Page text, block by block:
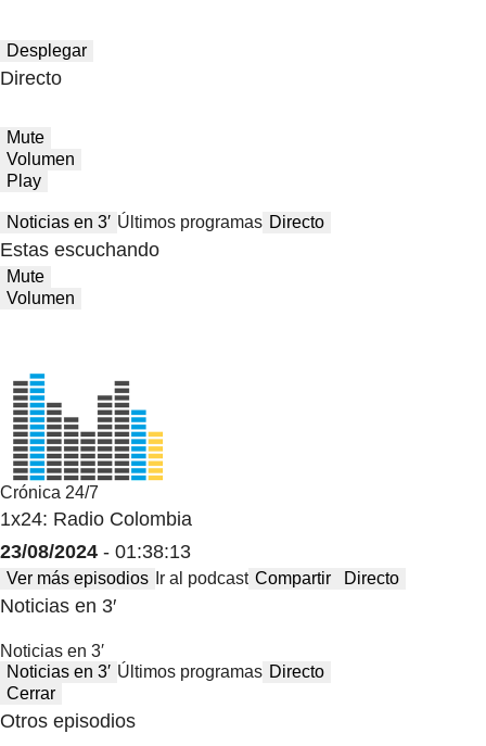
Desplegar
Directo
Mute
Volumen
Play
Noticias en 3′ Últimos programas Directo
Estas escuchando
Mute
Volumen
Crónica 24/7
1x24: Radio Colombia
23/08/2024 - 01:38:13
Ver más episodios Ir al podcast Compartir Directo
Noticias en 3′
Noticias en 3′
Noticias en 3′ Últimos programas Directo
Cerrar
Otros episodios